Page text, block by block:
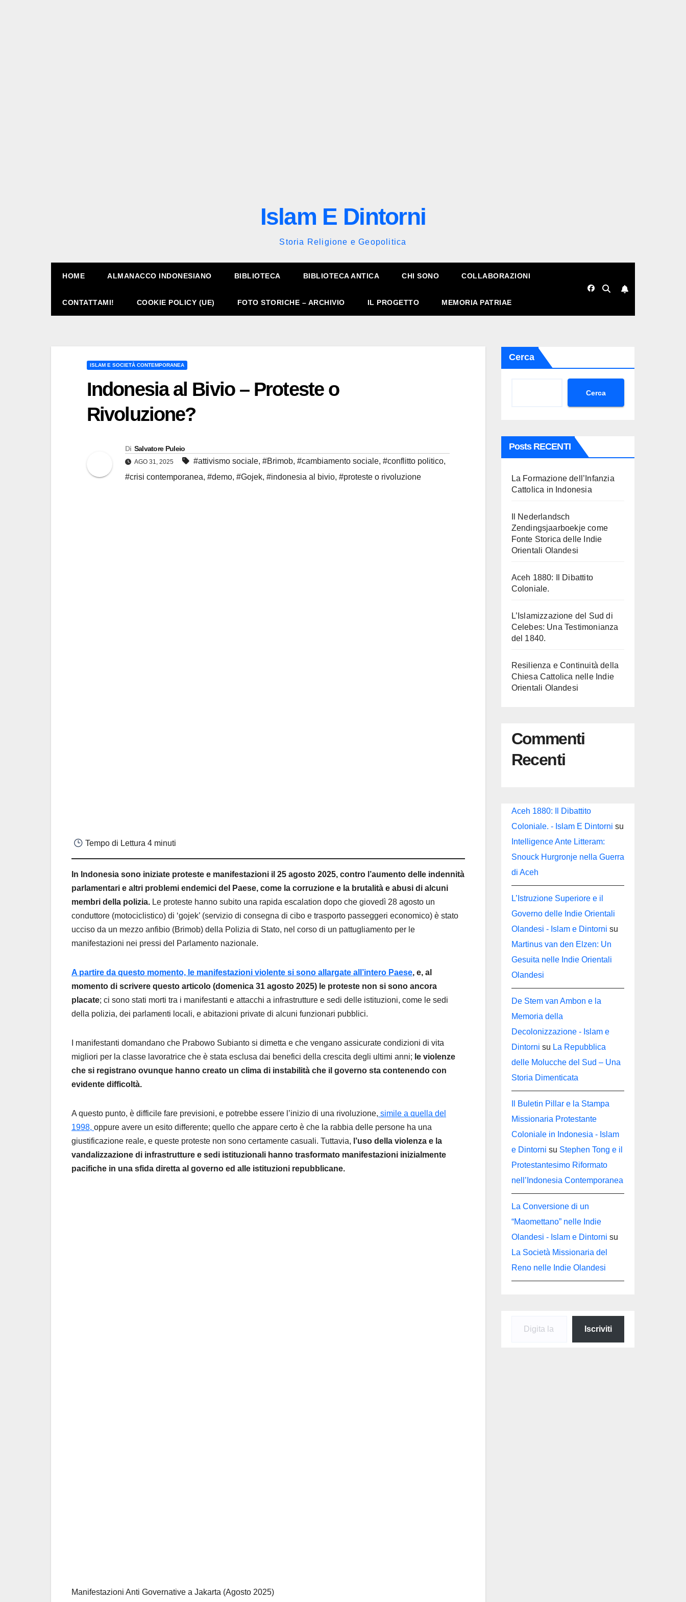
Islam E Dintorni
Storia Religione e Geopolitica
HOME ALMANACCO INDONESIANO BIBLIOTECA BIBLIOTECA ANTICA CHI SONO COLLABORAZIONI
CONTATTAMI! COOKIE POLICY (UE) FOTO STORICHE – ARCHIVIO IL PROGETTO MEMORIA PATRIAE
ISLAM E SOCIETÀ CONTEMPORANEA
Indonesia al Bivio – Proteste o
Rivoluzione?
Di Salvatore Puleio
AGO 31, 2025 #attivismo sociale, #Brimob, #cambiamento sociale, #conflitto politico,
#crisi contemporanea, #demo, #Gojek, #indonesia al bivio, #proteste o rivoluzione
Tempo di Lettura 4 minuti
In Indonesia sono iniziate proteste e manifestazioni il 25 agosto 2025, contro l’aumento delle indennità
parlamentari e altri problemi endemici del Paese, come la corruzione e la brutalità e abusi di alcuni
membri della polizia. Le proteste hanno subito una rapida escalation dopo che giovedì 28 agosto un
conduttore (motociclistico) di ‘gojek’ (servizio di consegna di cibo e trasporto passeggeri economico) è stato
ucciso da un mezzo anfibio (Brimob) della Polizia di Stato, nel corso di un pattugliamento per le
manifestazioni nei pressi del Parlamento nazionale.
A partire da questo momento, le manifestazioni violente si sono allargate all’intero Paese, e, al
momento di scrivere questo articolo (domenica 31 agosto 2025) le proteste non si sono ancora
placate; ci sono stati morti tra i manifestanti e attacchi a infrastrutture e sedi delle istituzioni, come le sedi
della polizia, dei parlamenti locali, e abitazioni private di alcuni funzionari pubblici.
I manifestanti domandano che Prabowo Subianto si dimetta e che vengano assicurate condizioni di vita
migliori per la classe lavoratrice che è stata esclusa dai benefici della crescita degli ultimi anni; le violenze
che si registrano ovunque hanno creato un clima di instabilità che il governo sta contenendo con
evidente difficoltà.
A questo punto, è difficile fare previsioni, e potrebbe essere l’inizio di una rivoluzione, simile a quella del
1998, oppure avere un esito differente; quello che appare certo è che la rabbia delle persone ha una
giustificazione reale, e queste proteste non sono certamente casuali. Tuttavia, l’uso della violenza e la
vandalizzazione di infrastrutture e sedi istituzionali hanno trasformato manifestazioni inizialmente
pacifiche in una sfida diretta al governo ed alle istituzioni repubblicane.
Manifestazioni Anti Governative a Jakarta (Agosto 2025)
Cerca
Cerca
Posts RECENTI
La Formazione dell’Infanzia
Cattolica in Indonesia
Il Nederlandsch
Zendingsjaarboekje come
Fonte Storica delle Indie
Orientali Olandesi
Aceh 1880: Il Dibattito
Coloniale.
L’Islamizzazione del Sud di
Celebes: Una Testimonianza
del 1840.
Resilienza e Continuità della
Chiesa Cattolica nelle Indie
Orientali Olandesi
Commenti
Recenti
Aceh 1880: Il Dibattito
Coloniale. - Islam E Dintorni su
Intelligence Ante Litteram:
Snouck Hurgronje nella Guerra
di Aceh
L’Istruzione Superiore e il
Governo delle Indie Orientali
Olandesi - Islam e Dintorni su
Martinus van den Elzen: Un
Gesuita nelle Indie Orientali
Olandesi
De Stem van Ambon e la
Memoria della
Decolonizzazione - Islam e
Dintorni su La Repubblica
delle Molucche del Sud – Una
Storia Dimenticata
Il Buletin Pillar e la Stampa
Missionaria Protestante
Coloniale in Indonesia - Islam
e Dintorni su Stephen Tong e il
Protestantesimo Riformato
nell’Indonesia Contemporanea
La Conversione di un
“Maomettano” nelle Indie
Olandesi - Islam e Dintorni su
La Società Missionaria del
Reno nelle Indie Olandesi
Iscriviti